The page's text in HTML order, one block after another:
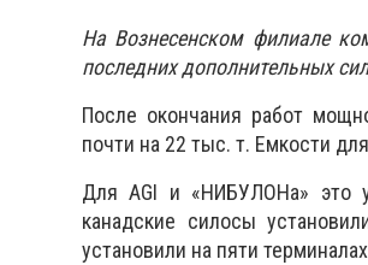
На Вознесенском филиале
последних дополнительных
После окончания работ
почти на 22 тыс. т. Емкости
Для AGI и «НИБУЛОНа» это
канадские силосы
установили на пяти